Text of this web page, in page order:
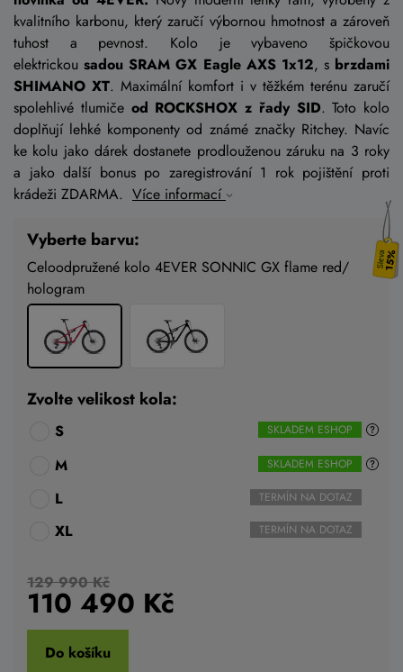
kvalitního karbonu, který zaručí výbornou hmotnost a zároveň
tuhost a pevnost. Kolo je vybaveno špičkovou
elektrickousadou SRAM GX Eagle AXS 1x12, s brzdami
SHIMANO XT. Maximální komfort i v těžkém terénu zaručí
spolehlivé tlumiče od ROCKSHOX z řady SID. Toto kolo
doplňují lehké komponenty od známé značky Ritchey. Navíc
ke kolu jako dárek dostanete prodlouženou záruku na 3 roky
a jako další bonus po zaregistrování 1 rok pojištění proti
krádeži ZDARMA. Více informací
Vyberte barvu:
Celoodpružené kolo 4EVER SONNIC GX flame red/
hologram
15%
Zvolte velikost kola:
S SKLADEM ESHOP
M SKLADEM ESHOP
L TERMÍN NA DOTAZ
XL TERMÍN NA DOTAZ
129 990 Kč
110 490 Kč
Do košíku